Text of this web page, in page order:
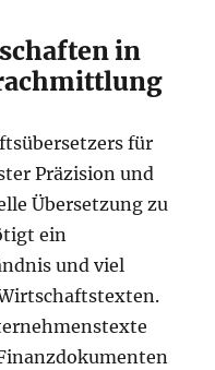
in
für
Präzision und
Übersetzung zu
ein
und viel